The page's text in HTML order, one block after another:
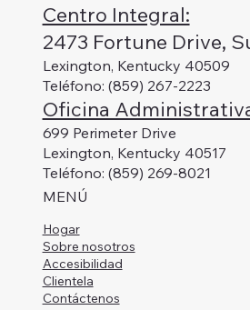
Centro Integral:
2473 Fortune Drive,
Lexington, Kentucky 40509
Teléfono: (859) 267-2223
Oficina
699 Perimeter Drive
Lexington, Kentucky 40517
Teléfono: (859) 269-8021
MENÚ
Hogar
Sobre nosotros
Accesibilidad
Clientela
Contáctenos